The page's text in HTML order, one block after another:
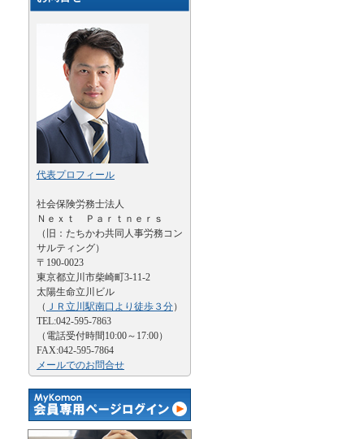
代表プロフィール
社会保険労務士法人
Ｎｅｘｔ Ｐａｒｔｎｅｒｓ
（旧：たちかわ共同人事労務コン
サルティング）
〒190-0023
東京都立川市柴崎町3-11-2
太陽生命立川ビル
（ ＪＲ立川駅南口より徒歩３分）
TEL:042-595-7863
（電話受付時間10:00～17:00）
FAX:042-595-7864
メールでのお問合せ